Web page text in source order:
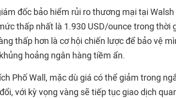
đốc bảo hiểm rủi ro thương mại tại
thấp nhất là 1.930 USD/ounce trong thời
thấp hơn là cơ hội chiến lược để bảo vệ
hoảng ngân hàng tiềm ẩn.
Phố Wall, mặc dù giá có thể giảm trong
với kỳ vọng vàng sẽ tiếp tục giao dịch